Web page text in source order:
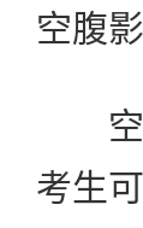
空腹
空军
考生